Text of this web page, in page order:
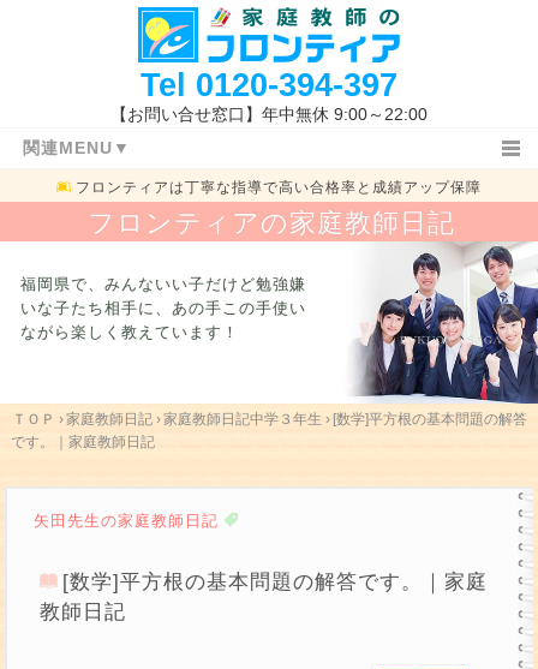
Tel 0120-394-397
【お問い合せ窓口】年中無休 9:00～22:00
関連MENU▼
ＴＯＰ 日記ＴＯＰ 小学生
中学１・２年生 高校生 教務室
指導報告書
家庭教師体験記 指導地域 キャンペーン情報
料金システム 授業開始の流れ
指導体制
指導内容 入試新着情報 福岡県の高校入試
学校一覧
フロンティアは丁寧な指導で高い合格率と成績アップ保障
フロンティアの家庭教師日記
福岡県で、みんないい子だけど勉強嫌
いな子たち相手に、 あの手この手使い
ながら楽しく教えています！
ＴＯＰ ›家庭教師日記›家庭教師日記中学３年生 › [数学]平方根の基本問題の解答
です。｜家庭教師日記
矢田先生の家庭教師日記
[数学]平方根の基本問題の解答です。｜家庭
教師日記